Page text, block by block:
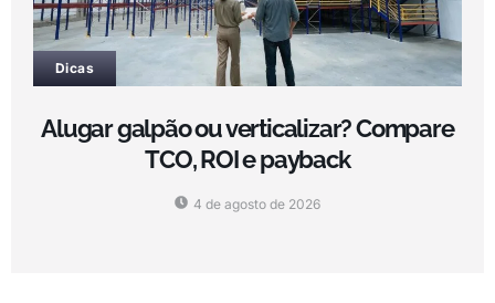
Dicas
Alugar galpão ou verticalizar? Compare
TCO, ROI e payback
4 de agosto de 2026